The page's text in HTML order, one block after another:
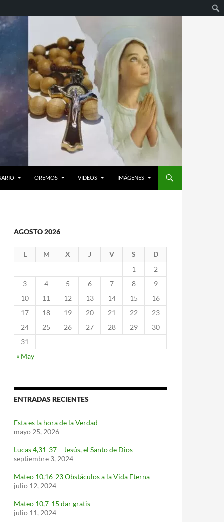
OREMOS VIDEOS IMÁGENES
AGOSTO 2026
L M X J V S
D
1
2
3
4 5 6 7 8
9
10
11 12 13 14 15
16
17
18 19 20 21 22
23
24
25 26 27 28 29
30
31
« May
ENTRADAS RECIENTES
Esta es la hora de la Verdad
mayo 25, 2026
Lucas 4,31-37 – Jesús, el Santo de Dios
septiembre 3, 2024
Mateo 10,16-23 Obstáculos a la Vida Eterna
julio 12, 2024
Mateo 10,7-15 dar gratis
julio 11, 2024